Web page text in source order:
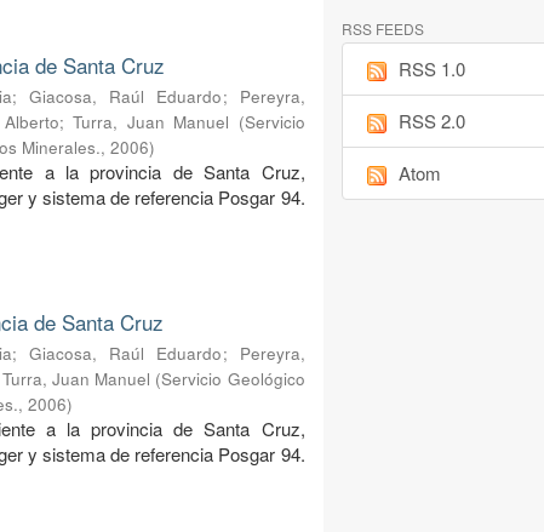
de Santa Cruz
;Giacosa, Raúl Eduardo; Pereyra,
;Turra, Juan Manuel (Servicio
Minerales.,2006)
a la provincia de Santa Cruz,
y sistema de referencia Posgar 94.
de Santa Cruz
;Giacosa, Raúl Eduardo; Pereyra,
Turra, Juan Manuel (Servicio Geológico
,2006)
a la provincia de Santa Cruz,
y sistema de referencia Posgar 94.
RSS FEEDS
RSS 1.0
RSS 2.0
Atom